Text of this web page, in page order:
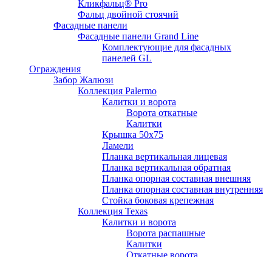
Кликфальц® Pro
Фальц двoйной стоячий
Фасадные панели
Фасадные панели Grand Line
Комплектующие для фасадных
панелей GL
Ограждения
Забор Жалюзи
Коллекция Palermo
Калитки и ворота
Ворота откатные
Калитки
Крышка 50х75
Ламели
Планка вертикальная лицевая
Планка вертикальная обратная
Планка опорная составная внешняя
Планка опорная составная внутренняя
Стойка боковая крепежная
Коллекция Texas
Калитки и ворота
Ворота распашные
Калитки
Откатные ворота